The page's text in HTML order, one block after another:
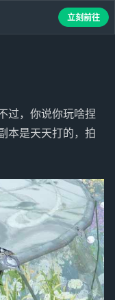
过，你说你玩啥捏
本是天天打的，拍
立刻前往